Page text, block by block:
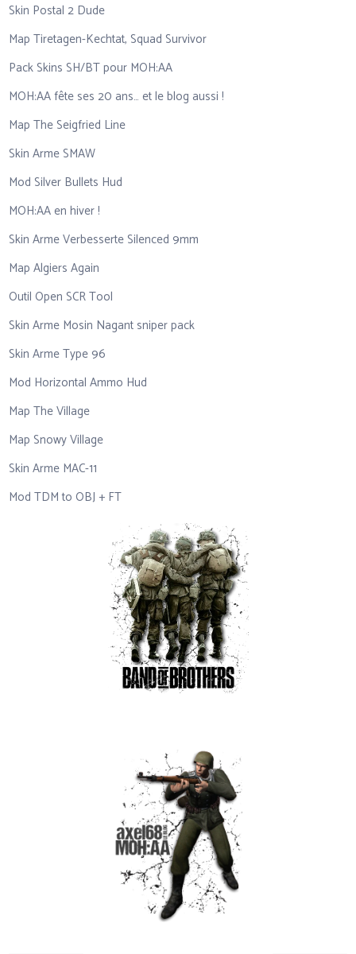
Skin Postal 2 Dude
Map Tiretagen-Kechtat, Squad Survivor
Pack Skins SH/BT pour MOH:AA
MOH:AA fête ses 20 ans… et le blog aussi !
Map The Seigfried Line
Skin Arme SMAW
Mod Silver Bullets Hud
MOH:AA en hiver !
Skin Arme Verbesserte Silenced 9mm
Map Algiers Again
Outil Open SCR Tool
Skin Arme Mosin Nagant sniper pack
Skin Arme Type 96
Mod Horizontal Ammo Hud
Map The Village
Map Snowy Village
Skin Arme MAC-11
Mod TDM to OBJ + FT